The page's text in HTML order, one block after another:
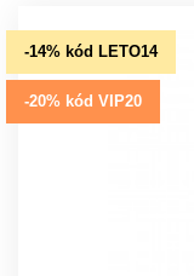
-14% kód LETO14
-20% kód VIP20